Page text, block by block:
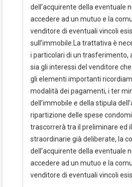
dell’acquirente della eventuale
accedere ad un mutuo e la
venditore di eventuali vincoli
sull’immobile.La trattativa è
i particolari di un trasferimento,
sia gli interessi del venditore
gli elementi importanti
modalità dei pagamenti, i ter
dell’immobile e della stipula
ripartizione delle spese
trascorrerà tra il preliminare ed
straordinarie già deliberate, la
dell’acquirente della eventuale
accedere ad un mutuo e la
venditore di eventuali vincoli